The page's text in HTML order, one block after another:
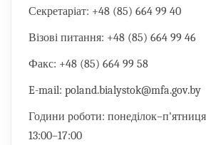
Секретаріат: +48 (85) 664 99 40
Візові питання: +48 (85) 664 99 46
Факс: +48 (85) 664 99 58
E-mail: poland.bialystok@mfa.gov.by
Години роботи:
13:00–17:00